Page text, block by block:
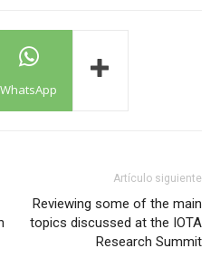
WhatsApp
Artículo siguiente
Reviewing some of the main
topics discussed at the IOTA
Research Summit